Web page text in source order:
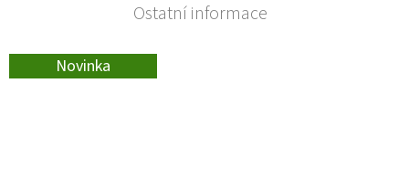
Ostatní informace
Novinka